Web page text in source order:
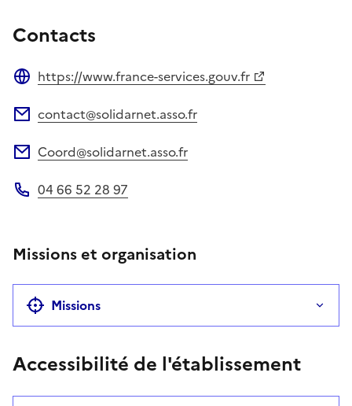
Contacts
https://www.france-services.gouv.fr
contact@solidarnet.asso.fr
Coord@solidarnet.asso.fr
04 66 52 28 97
Missions et organisation
Missions
Accessibilité de l'établissement